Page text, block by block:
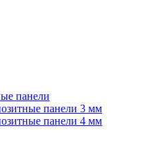
панели
панели 3 мм
панели 4 мм